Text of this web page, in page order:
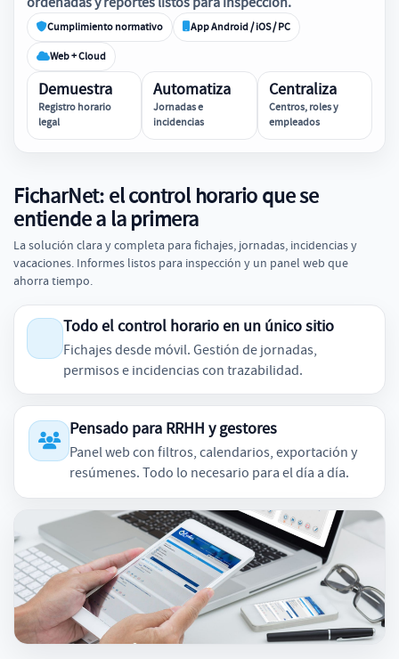
Cumplimiento normativo App Android / iOS / PC
Web + Cloud
Demuestra
Registro horario
legal
Automatiza
Jornadas e
incidencias
Centraliza
Centros, roles y
empleados
FicharNet: el control horario que se
entiende a la primera
La solución clara y completa para fichajes, jornadas, incidencias y
vacaciones. Informes listos para inspección y un panel web que
ahorra tiempo.
Todo el control horario en un único sitio
Fichajes desde móvil. Gestión de jornadas,
permisos e incidencias con trazabilidad.
Pensado para RRHH y gestores
Panel web con filtros, calendarios, exportación y
resúmenes. Todo lo necesario para el día a día.